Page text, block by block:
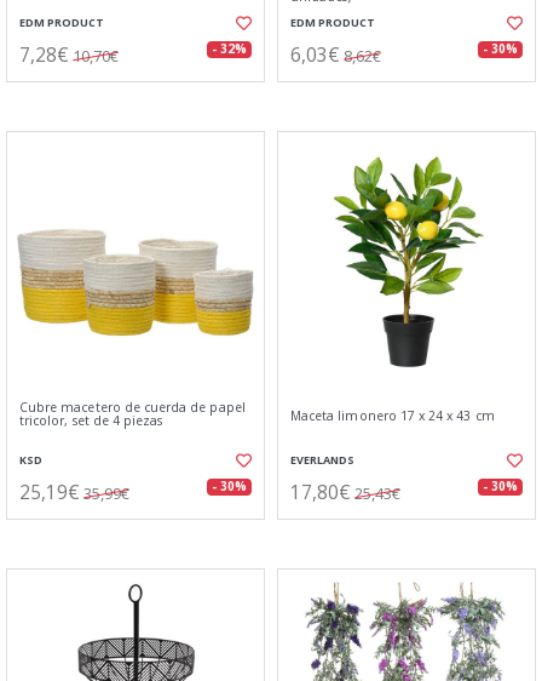
EDM PRODUCT
7,28€ 10,70€ - 32%
EDM PRODUCT
6,03€ 8,62€ - 30%
Cubre macetero de cuerda de papel
tricolor, set de 4 piezas
KSD
25,19€ 35,99€ - 30%
Maceta limonero 17 x 24 x 43 cm
EVERLANDS
17,80€ 25,43€ - 30%